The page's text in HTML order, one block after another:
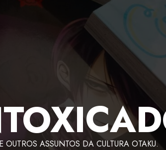
ASSUNTOS DA CULTURA OTAKU.